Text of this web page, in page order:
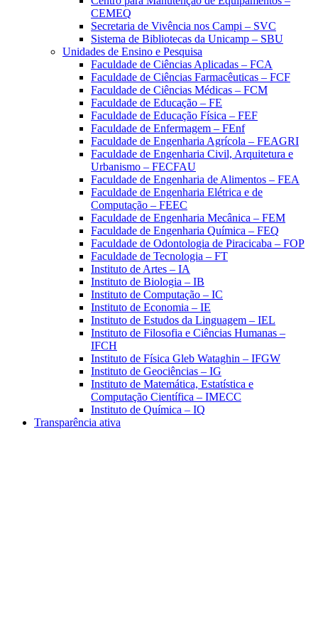
CEMEQ
Secretaria de Vivência nos Campi – SVC
Sistema de Bibliotecas da Unicamp – SBU
Unidades de Ensino e Pesquisa
Faculdade de Ciências Aplicadas – FCA
Faculdade de Ciências Farmacêuticas – FCF
Faculdade de Ciências Médicas – FCM
Faculdade de Educação – FE
Faculdade de Educação Física – FEF
Faculdade de Enfermagem – FEnf
Faculdade de Engenharia Agrícola – FEAGRI
Faculdade de Engenharia Civil, Arquitetura e
Urbanismo – FECFAU
Faculdade de Engenharia de Alimentos – FEA
Faculdade de Engenharia Elétrica e de
Computação – FEEC
Faculdade de Engenharia Mecânica – FEM
Faculdade de Engenharia Química – FEQ
Faculdade de Odontologia de Piracicaba – FOP
Faculdade de Tecnologia – FT
Instituto de Artes – IA
Instituto de Biologia – IB
Instituto de Computação – IC
Instituto de Economia – IE
Instituto de Estudos da Linguagem – IEL
Instituto de Filosofia e Ciências Humanas –
IFCH
Instituto de Física Gleb Wataghin – IFGW
Instituto de Geociências – IG
Instituto de Matemática, Estatística e
Computação Científica – IMECC
Instituto de Química – IQ
Transparência ativa